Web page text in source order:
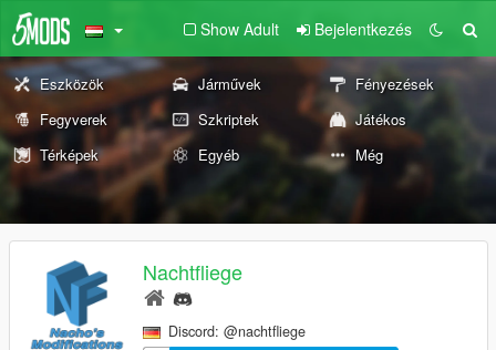
Show Adult Bejelentkezés
Eszközök Járművek
Fényezések
Fegyverek
Szkriptek
Játékos
Térképek
Egyéb Még
Nachtfliege
Discord: @nachtfliege